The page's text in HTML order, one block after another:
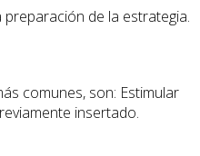
de la estrategia.
comunes, son: Estimular
insertado.